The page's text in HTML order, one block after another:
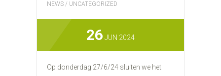
NEWS / UNCATEGORIZED
26 JUN 2024
Op donderdag 27/6/24 sluiten we het